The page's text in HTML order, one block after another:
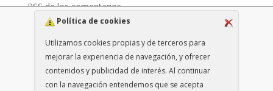
Política de cookies
Utilizamos cookies propias y de terceros para
mejorar la experiencia de navegación, y ofrecer
contenidos y publicidad de interés. Al continuar
con la navegación entendemos que se acepta
RSSde los comentarios
WordPress.org